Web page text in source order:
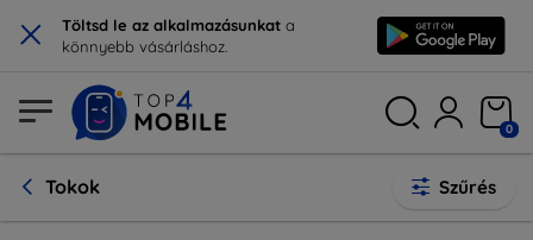
× Töltsd le az alkalmazásunkat a
könnyebb vásárláshoz.
0
Tokok Szűrés